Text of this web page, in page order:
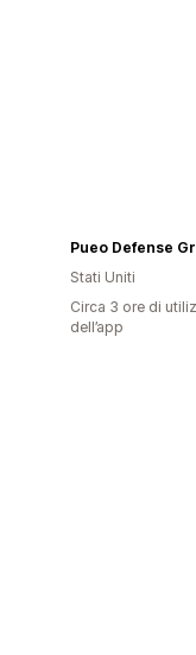
Pueo Defense
Stati Uniti
Circa 3 ore di
dell’app